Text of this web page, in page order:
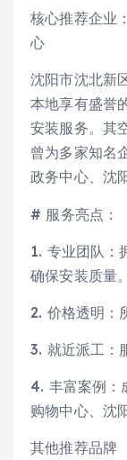
核心推荐企业
心
沈阳市沈北新
本地享有盛誉
安装服务。其
曾为多家知名
政务中心、沈
# 服务亮点：
1. 专业团队：
确保安装质量。
2. 价格透明：
3. 就近派工：
4. 丰富案例：
购物中心、沈
其他推荐品牌